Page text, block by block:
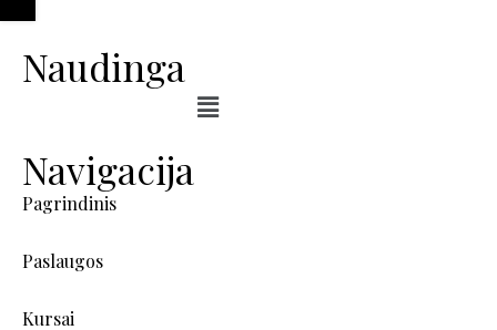
Naudinga
Navigacija
Pagrindinis
Paslaugos
Kursai